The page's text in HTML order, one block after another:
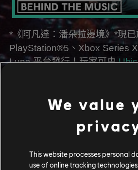
*《阿凡達：潘朵拉邊境》*現
PlayStation®5、Xbox Series
Luna 平台發行！玩家可由
現在就讓自己置身於潘朵拉之中
We value
This website processes personal
use of online tracking